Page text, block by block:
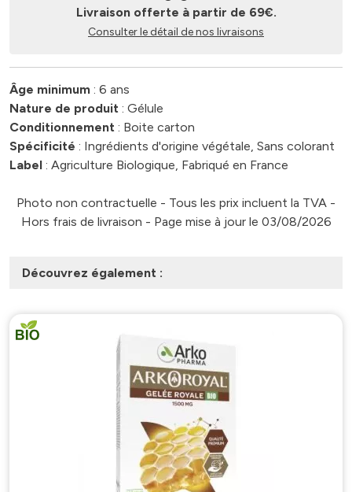
Livraison offerte à partir de 69€.
Consulter le détail de nos livraisons
Âge minimum : 6 ans
Nature de produit : Gélule
Conditionnement : Boite carton
Spécificité : Ingrédients d'origine végétale, Sans colorant
Label : Agriculture Biologique, Fabriqué en France
Photo non contractuelle - Tous les prix incluent la TVA -
Hors frais de livraison - Page mise à jour le 03/08/2026
Découvrez également :